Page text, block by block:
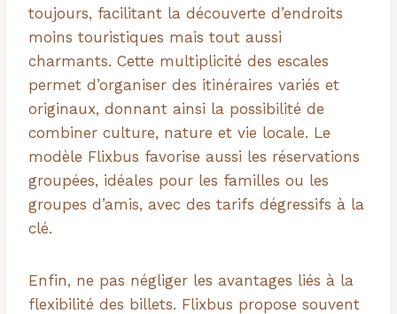
toujours, facilitant la découverte d’endroits
moins touristiques mais tout aussi
charmants. Cette multiplicité des escales
permet d’organiser des itinéraires variés et
originaux, donnant ainsi la possibilité de
combiner culture, nature et vie locale. Le
modèle Flixbus favorise aussi les réservations
groupées, idéales pour les familles ou les
groupes d’amis, avec des tarifs dégressifs à la
clé.
Enfin, ne pas négliger les avantages liés à la
flexibilité des billets. Flixbus propose souvent